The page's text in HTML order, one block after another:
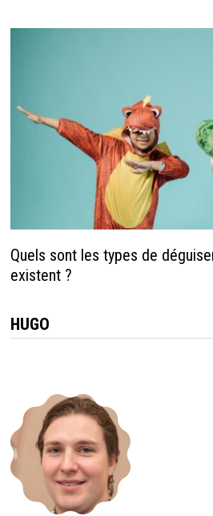
Quels sont les types de
existent ?
HUGO